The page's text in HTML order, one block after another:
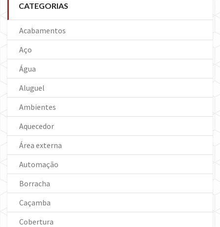
CATEGORIAS
Acabamentos
Aço
Água
Aluguel
Ambientes
Aquecedor
Área externa
Automação
Borracha
Caçamba
Cobertura